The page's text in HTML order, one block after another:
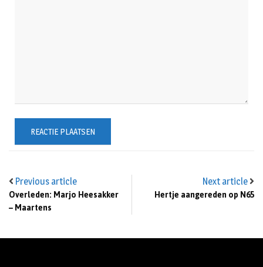
Previous article
Overleden: Marjo Heesakker
– Maartens
Next article
Hertje aangereden op N65